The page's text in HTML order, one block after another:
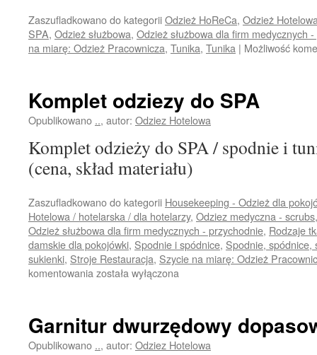
Zaszufladkowano do kategoriiOdzież HoReCa, Odzież
SPA, Odzież służbowa, Odzież służbowa dla firm medycznych
na miarę: Odzież Pracownicza, Tunika, Tunika | Możliwość
Komplet odziezy do SPA
Opublikowano .., autor: Odziez Hotelowa
Komplet odzieży do SPA / spodnie i
(cena, skład materiału)
Zaszufladkowano do kategorii Housekeeping - Odzież dla
Hotelowa / hotelarska / dla hotelarzy, Odziez medyczna - scrubs
Odzież służbowa dla firm medycznych - przychodnie, Rodzaje
damskie dla pokojówki, Spodnie i spódnice, Spodnie, spódnice,
sukienki, Stroje Restauracja, Szycie na miarę: Odzież
komentowania Komplet
została wyłączona
Garnitur dwurzędowy
Opublikowano .., autor: Odziez Hotelowa